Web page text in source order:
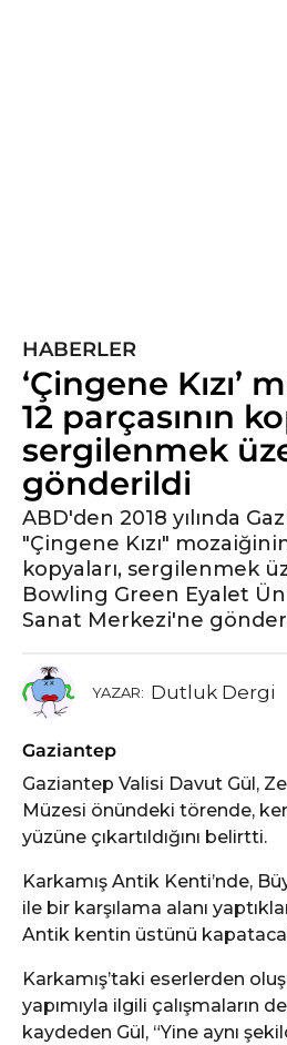
ö
n
c
HABERLER
‘Çingene Kızı’
12 parçasının
sergilenmek
gönderildi
ABD'den 2018 yılında
"Çingene Kızı"
kopyaları, sergilenmek
Bowling Green Eyalet
Sanat Merkezi'ne
YAZAR: Dutluk Dergi
Gaziantep
Gaziantep Valisi Davut Gül,
Müzesi önündeki törende,
yüzüne çıkartıldığını belirtti.
Karkamış Antik Kenti’nde,
ile bir karşılama alanı
Antik kentin üstünü
Karkamış’taki eserlerden
yapımıyla ilgili çalışmaların
kaydeden Gül, “Yine aynı